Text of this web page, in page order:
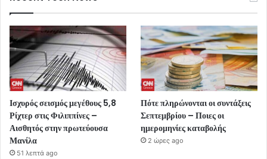
Ισχυρός σεισμός μεγέθους 5,8
Ρίχτερ στις Φιλιππίνες –
Αισθητός στην πρωτεύουσα
Μανίλα
51 λεπτά ago
Πότε πληρώνονται οι συντάξεις
Σεπτεμβρίου – Ποιες οι
ημερομηνίες καταβολής
2 ώρες ago